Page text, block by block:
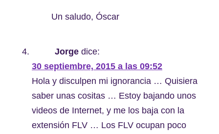
Un saludo, Óscar
Jorge dice:
30 septiembre, 2015 a las 09:52
Hola y disculpen mi ignorancia … Quisiera
saber unas cositas … Estoy bajando unos
videos de Internet, y me los baja con la
extensión FLV … Los FLV ocupan poco